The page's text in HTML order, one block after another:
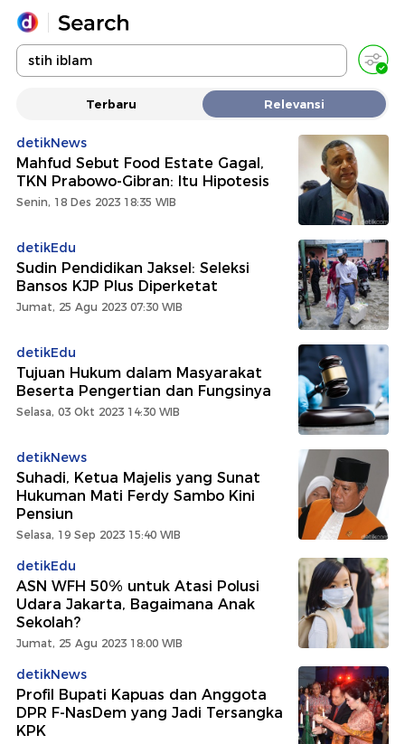
Yang sedang ramai dicari
Promoted
Terbaru Relevansi
detikNews
Mahfud Sebut Food Estate Gagal,
TKN Prabowo-Gibran: Itu Hipotesis
Senin, 18 Des 2023 18:35 WIB
detikEdu
Sudin Pendidikan Jaksel: Seleksi
Bansos KJP Plus Diperketat
Jumat, 25 Agu 2023 07:30 WIB
detikEdu
Tujuan Hukum dalam Masyarakat
Beserta Pengertian dan Fungsinya
Selasa, 03 Okt 2023 14:30 WIB
detikNews
Suhadi, Ketua Majelis yang Sunat
Hukuman Mati Ferdy Sambo Kini
Pensiun
Selasa, 19 Sep 2023 15:40 WIB
detikEdu
ASN WFH 50% untuk Atasi Polusi
Udara Jakarta, Bagaimana Anak
Sekolah?
Jumat, 25 Agu 2023 18:00 WIB
detikNews
Profil Bupati Kapuas dan Anggota
DPR F-NasDem yang Jadi Tersangka
KPK